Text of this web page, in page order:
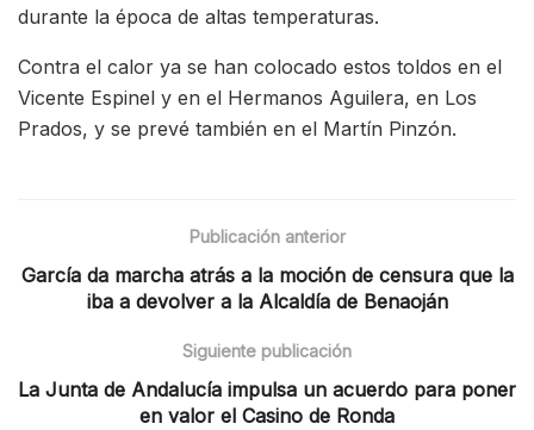
durante la época de altas temperaturas.
Contra el calor ya se han colocado estos toldos en el
Vicente Espinel y en el Hermanos Aguilera, en Los
Prados, y se prevé también en el Martín Pinzón.
Publicación anterior
García da marcha atrás a la moción de censura que la
iba a devolver a la Alcaldía de Benaoján
Siguiente publicación
La Junta de Andalucía impulsa un acuerdo para poner
en valor el Casino de Ronda